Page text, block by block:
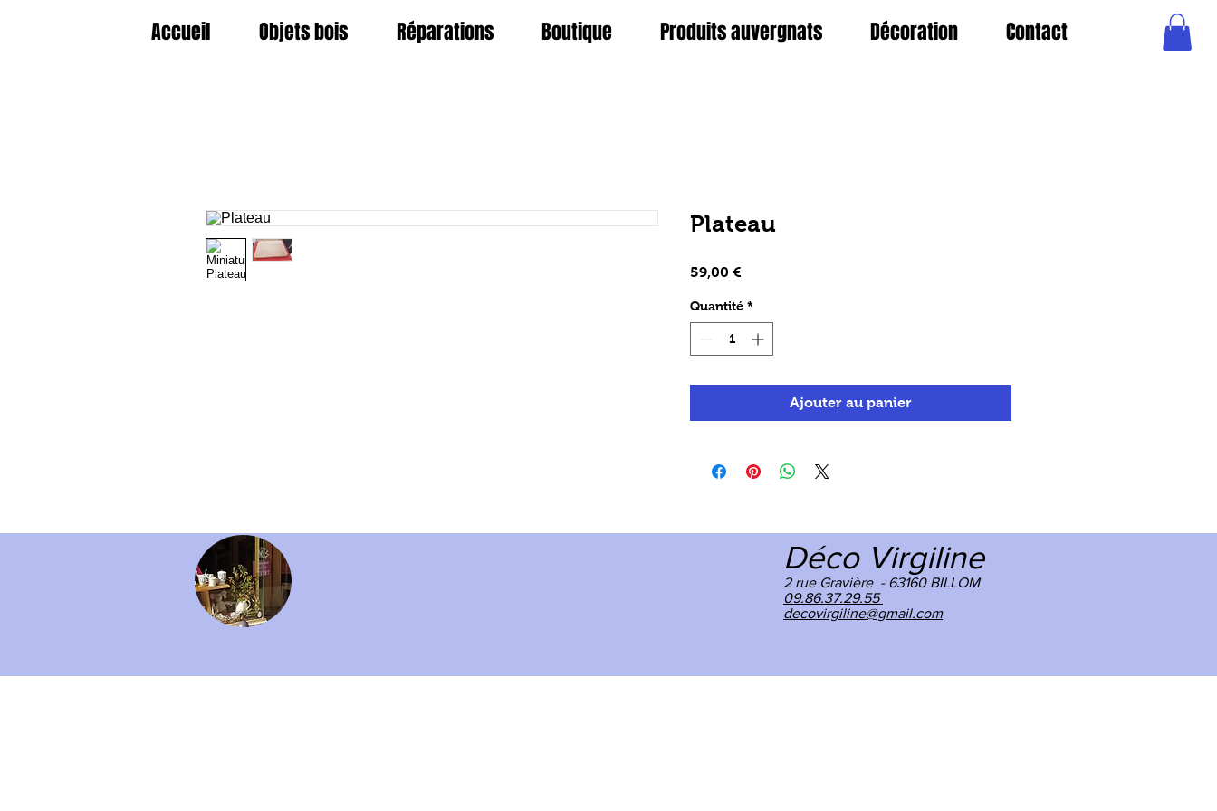
Accueil Objets bois Réparations Boutique Produits auvergnats Décoration Contact
Plateau
59,00 €
Quantité *
Ajouter au panier
Déco Virgiline
2 rue Gravière - 63160 BILLOM
09.86.37.29.55
decovirgiline@gmail.com